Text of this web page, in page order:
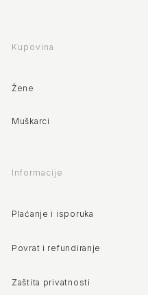
Kupovina
Žene
Muškarci
Informacije
Plaćanje i isporuka
Povrat i refundiranje
Zaštita privatnosti